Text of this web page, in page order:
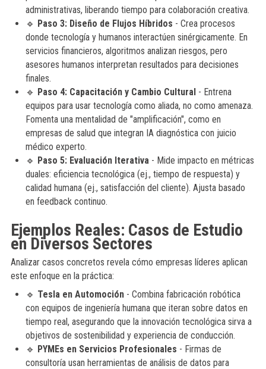
administrativas, liberando tiempo para colaboración creativa.
🔹 Paso 3: Diseño de Flujos Híbridos - Crea procesos
donde tecnología y humanos interactúen sinérgicamente. En
servicios financieros, algoritmos analizan riesgos, pero
asesores humanos interpretan resultados para decisiones
finales.
🔹 Paso 4: Capacitación y Cambio Cultural- Entrena
equipos para usar tecnología como aliada, no como amenaza.
Fomenta una mentalidad de "amplificación", como en
empresas de salud que integran IA diagnóstica con juicio
médico experto.
🔹 Paso 5: Evaluación Iterativa- Mide impacto en métricas
duales: eficiencia tecnológica (ej., tiempo de respuesta) y
calidad humana (ej., satisfacción del cliente). Ajusta basado
en feedback continuo.
Ejemplos Reales: Casos de Estudio
en Diversos Sectores
Analizar casos concretos revela cómo empresas líderes aplican
este enfoque en la práctica:
🔹 Tesla en Automoción- Combina fabricación robótica
con equipos de ingeniería humana que iteran sobre datos en
tiempo real, asegurando que la innovación tecnológica sirva a
objetivos de sostenibilidad y experiencia de conducción.
🔹 PYMEs en Servicios Profesionales - Firmas de
consultoría usan herramientas de análisis de datos para